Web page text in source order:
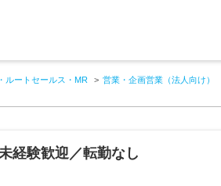
ルートセールス・MR 営業・企画営業（法人向け）
験歓迎／転勤なし